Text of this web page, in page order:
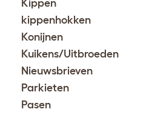
Kippen
kippenhokken
Konijnen
Kuikens/Uitbroeden
Nieuwsbrieven
Parkieten
Pasen